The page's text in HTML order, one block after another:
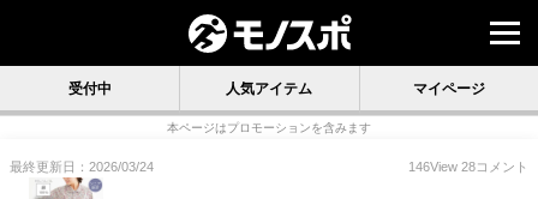
受付中 人気アイテム マイページ
本ページはプロモーションを含みます
最終更新日：2026/03/24 146View 28コメント